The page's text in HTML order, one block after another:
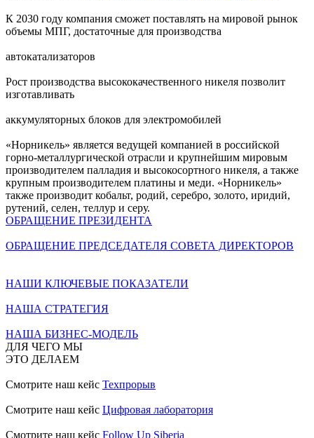
К 2030 году компания сможет поставлять на мировой рынок
объемы МПГ, достаточные для производства
автокатализаторов
Рост производства высококачественного никеля позволит
изготавливать
аккумуляторных блоков для электромобилей
«Норникель» является ведущей компанией в российской
горно-металлургической отрасли и крупнейшим мировым
производителем палладия и высокосортного никеля, а также
крупным производителем платины и меди. «Норникель»
также производит кобальт, родий, серебро, золото, иридий,
рутений, селен, теллур и серу.
ОБРАЩЕНИЕ ПРЕЗИДЕНТА
ОБРАЩЕНИЕ ПРЕДСЕДАТЕЛЯ СОВЕТА ДИРЕКТОРОВ
НАШИ КЛЮЧЕВЫЕ ПОКАЗАТЕЛИ
НАША СТРАТЕГИЯ
НАША БИЗНЕС-МОДЕЛЬ
ДЛЯ ЧЕГО МЫ
ЭТО ДЕЛАЕМ
Смотрите наш кейс Техпрорыв
Смотрите наш кейс Цифровая лаборатория
Смотрите наш кейс Follow Up Siberia